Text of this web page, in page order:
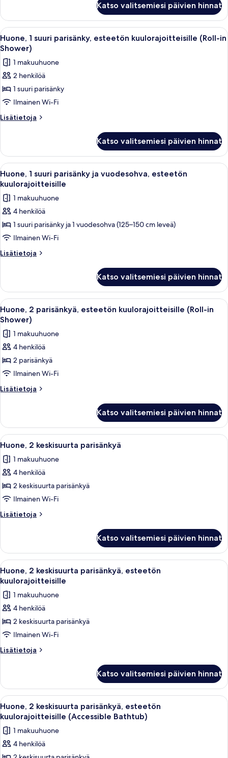
kuvat
suuri
parisänky
ja
vuodesohva
Katso valitsemiesi päivien hinnat
Avaa
kaikki
huonetyypin
Huone,
1
suuri
parisänky,
esteetön
in
Shower)
kuvat
Hotellihuone, jossa on suuri sänky,
4
Huone, 1 suuri parisänky, esteetön kuulorajoitteisille (Roll-in
Shower)
1 makuuhuone
2 henkilöä
1 suuri parisänky
Ilmainen Wi-Fi
Lisätietoja
Lisätietoja
suuri
parisänky,
esteetön
kuulorajoitteisille
in
Shower)
Katso valitsemiesi päivien hinnat
Avaa
kaikki
huonetyypin
Huone,
1
suuri
parisänky
ja
kuulorajoitteisille
kuvat
Hotellihuone, jossa on suuri sänky,
4
Huone, 1 suuri parisänky ja vuodesohva, esteetön
kuulorajoitteisille
1 makuuhuone
4 henkilöä
1 suuri parisänky ja 1 vuodesohva (125–150 cm leveä)
Ilmainen Wi-Fi
Lisätietoja
Lisätietoja
suuri
parisänky
ja
vuodesohva,
esteetön
kuulorajoitteisille
Katso valitsemiesi päivien hinnat
Avaa
kaikki
huonetyypin
Huone,
2
parisänkyä,
esteetön
kuulorajoitteisille
Shower)
kuvat
Hotellihuone, jossa on kaksi
3
Huone, 2 parisänkyä, esteetön kuulorajoitteisille (Roll-in
Shower)
1 makuuhuone
4 henkilöä
2 parisänkyä
Ilmainen Wi-Fi
Lisätietoja
Lisätietoja
parisänkyä,
esteetön
kuulorajoitteisille
in
Shower)
Katso valitsemiesi päivien hinnat
Avaa
kaikki
huonetyypin
Huone,
2
keskisuurta
parisänkyä
kuvat
Hotellihuone, jossa on kaksi
3
Huone, 2 keskisuurta parisänkyä
1 makuuhuone
4 henkilöä
2 keskisuurta parisänkyä
Ilmainen Wi-Fi
Lisätietoja
Lisätietoja
keskisuurta
parisänkyä
Katso valitsemiesi päivien hinnat
Avaa
kaikki
huonetyypin
Huone,
2
keskisuurta
parisänkyä,
esteetön
Hotellihuone, jossa on kaksi
3
Huone, 2 keskisuurta parisänkyä, esteetön
kuulorajoitteisille
1 makuuhuone
4 henkilöä
2 keskisuurta parisänkyä
Ilmainen Wi-Fi
Lisätietoja
Lisätietoja
keskisuurta
parisänkyä,
esteetön
kuulorajoitteisille
Katso valitsemiesi päivien hinnat
Avaa
kaikki
huonetyypin
Huone,
2
Hotellihuone, jossa on kaksi
3
Huone, 2 keskisuurta parisänkyä, esteetön
kuulorajoitteisille (Accessible Bathtub)
1 makuuhuone
4 henkilöä